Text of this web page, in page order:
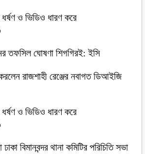
ও ভিডিও ধারণ করে
তফসিল ঘোষণা শিগগিরই: ইসি
করলেন রাজশাহী রেঞ্জের নবাগত ডিআইজি
ও ভিডিও ধারণ করে
বিমানবন্দর থানা কমিটির পরিচিতি সভা